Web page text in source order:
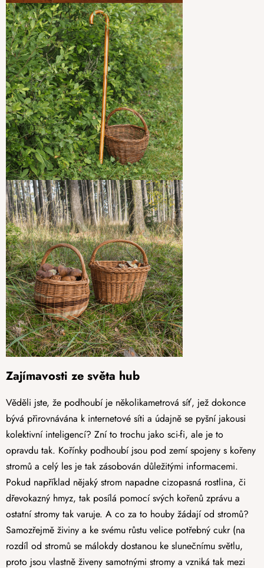
Zajímavosti ze světa hub
Věděli jste, že podhoubí je několikametrová síť, jež dokonce
bývá přirovnávána k internetové síti a údajně se pyšní jakousi
kolektivní inteligencí? Zní to trochu jako sci-fi, ale je to
opravdu tak. Kořínky podhoubí jsou pod zemí spojeny s kořeny
stromů a celý les je tak zásobován důležitými informacemi.
Pokud například nějaký strom napadne cizopasná rostlina, či
dřevokazný hmyz, tak posílá pomocí svých kořenů zprávu a
ostatní stromy tak varuje. A co za to houby žádají od stromů?
Samozřejmě živiny a ke svému růstu velice potřebný cukr (na
rozdíl od stromů se málokdy dostanou ke slunečnímu světlu,
proto jsou vlastně živeny samotnými stromy a vzniká tak mezi